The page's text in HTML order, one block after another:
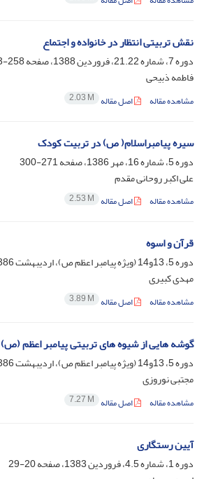
نقش تربیتی انتظار در خانواده و اجتماع
دوره 7، شماره 21.22، فروردین 1388، صفحه
258-273
فاطمه ذبیحی
مشاهده مقاله اصل مقاله 2.03 M
سیره پیامبراسلام( ص) در تربیت کودک
دوره 5، شماره 16، مهر 1386، صفحه
271-300
علی اکبر روحانی مقدم
مشاهده مقاله اصل مقاله 2.53 M
قرآن و اسوه
دوره 5، 13و14 (ویژه پیامبر اعظم ص)، اردیبهشت 1386، صفحه
مهدی کبیری
مشاهده مقاله اصل مقاله 3.89 M
گوشه هایی از شیوه های تربیتی پیامبر اعظم (ص)
دوره 5، 13و14 (ویژه پیامبر اعظم ص)، اردیبهشت 1386، صفحه
مجتبی نوروزی
مشاهده مقاله اصل مقاله 7.27 M
آیین رستگاری
دوره 1، شماره 4.5، فروردین 1383، صفحه
20-29